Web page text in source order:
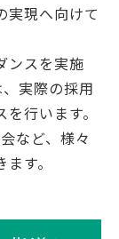
実現へ向けて
ンスを実施
実際の採用
行います。
など、様々
す。